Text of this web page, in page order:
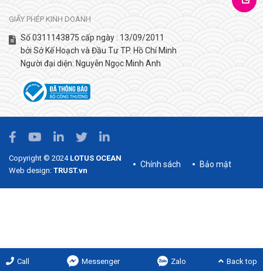
GIẤY PHÉP KINH DOANH
Số 0311143875 cấp ngày : 13/09/2011
bởi Sở Kế Hoạch và Đầu Tư TP. Hồ Chí Minh
Người đại diện: Nguyễn Ngọc Minh Anh
Copyright © 2024 LOTUS OCEAN
Web design: TRUST.vn
Chính sách Bảo mật
Call Messenger Zalo Back top